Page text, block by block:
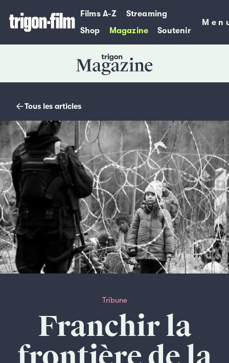
Films A-Z
Streaming
Shop
Magazine Soutenir
Magazine
Tous les articles
Tribune
Franchir la